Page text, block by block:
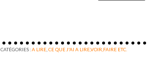
CATÉGORIES :A LIRE ,CE QUE J'AI A LIRE,VOIR,FAIRE ETC.